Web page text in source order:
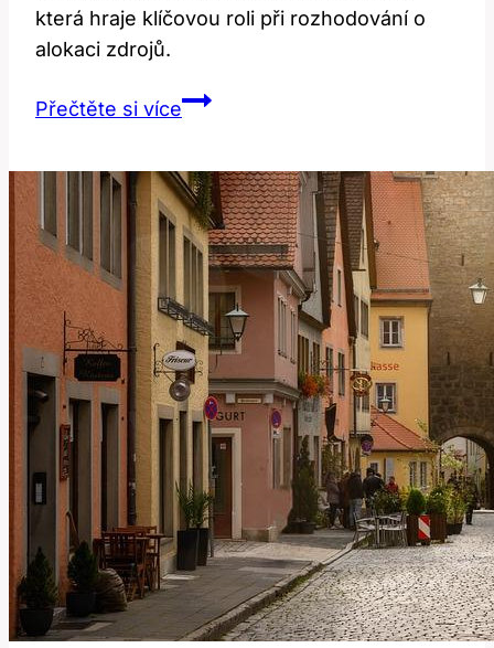
která hraje klíčovou roli při rozhodování o
alokaci zdrojů.
Přečtěte si víceUtility:
význam
v
ekonomii